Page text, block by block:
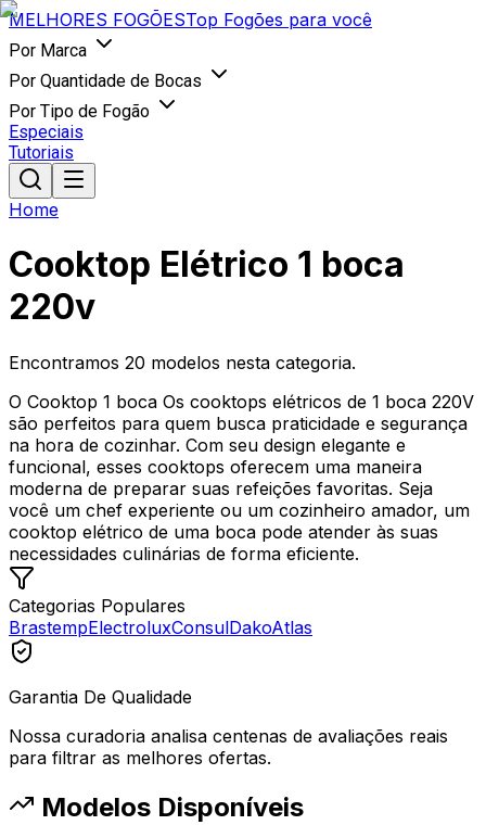
MELHORES FOGÕESTop Fogões para você
Por Marca
Por Quantidade de Bocas
Por Tipo de Fogão
Especiais
Tutoriais
Home
Cooktop Elétrico 1 boca
220v
Encontramos 20 modelos nesta categoria.
O Cooktop 1 boca Os cooktops elétricos de 1 boca 220V
são perfeitos para quem busca praticidade e segurança
na hora de cozinhar. Com seu design elegante e
funcional, esses cooktops oferecem uma maneira
moderna de preparar suas refeições favoritas. Seja
você um chef experiente ou um cozinheiro amador, um
cooktop elétrico de uma boca pode atender às suas
necessidades culinárias de forma eficiente.
Categorias Populares
BrastempElectroluxConsulDakoAtlas
Garantia De Qualidade
Nossa curadoria analisa centenas de avaliações reais
para filtrar as melhores ofertas.
Modelos Disponíveis